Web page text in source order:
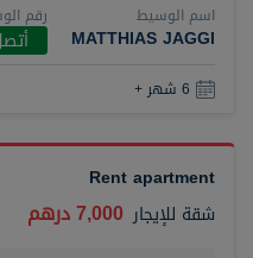
اسم الوسيط
MATTHIAS JAGGI
رقم
6 شهر +
Rent apartment
شقة للإيجار 7,000 درهم